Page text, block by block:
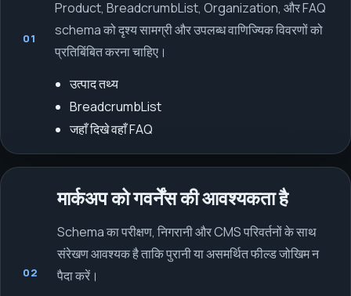
01
Product, BreadcrumbList, Organization, और FAQ
schema को दृश्य सामग्री और उपलब्ध वाणिज्यिक विवरणों को
प्रतिबिंबित करना चाहिए।
उत्पाद तथ्य
BreadcrumbList
जहाँ दिखे वहाँ FAQ
02
मार्कअप को गवर्नेंस की आवश्यकता है
Schema का परीक्षण, निगरानी और CMS परिवर्तनों के साथ
संरेखण आवश्यक है ताकि पुरानी या असमर्थित फील्ड जोखिम न
पैदा करें।